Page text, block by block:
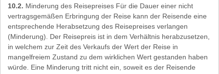
10.2. Minderung des Reisepreises Für die Dauer einer nicht
vertragsgemäßen Erbringung der Reise kann der Reisende eine
entsprechende Herabsetzung des Reisepreises verlangen
(Minderung). Der Reisepreis ist in dem Verhältnis herabzusetzen,
in welchem zur Zeit des Verkaufs der Wert der Reise in
mangelfreiem Zustand zu dem wirklichen Wert gestanden haben
würde. Eine Minderung tritt nicht ein, soweit es der Reisende